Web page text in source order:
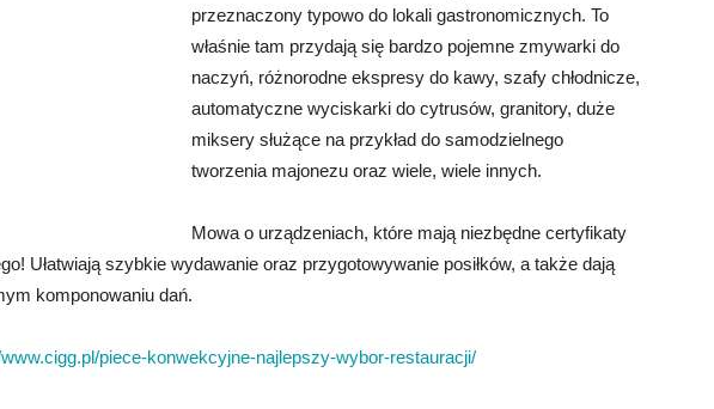
przeznaczony typowo do lokali gastronomicznych. To
właśnie tam przydają się bardzo pojemne zmywarki do
naczyń, różnorodne ekspresy do kawy, szafy chłodnicze,
automatyczne wyciskarki do cytrusów, granitory, duże
miksery służące na przykład do samodzielnego
tworzenia majonezu oraz wiele, wiele innych.
Mowa o urządzeniach, które mają niezbędne certyfikaty
Ułatwiają szybkie wydawanie oraz przygotowywanie posiłków, a także dają
komponowaniu dań.
piece-konwekcyjne-najlepszy-wybor-restauracji/